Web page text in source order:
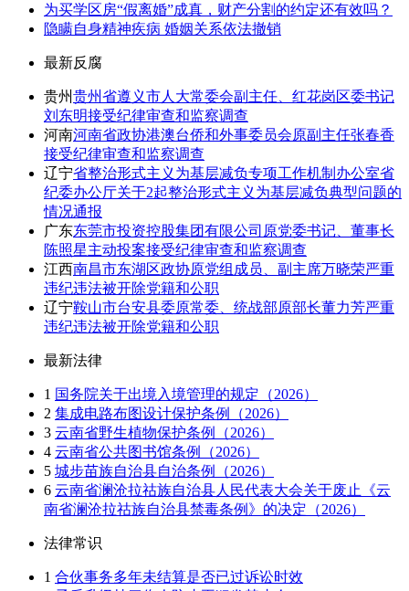
为买学区房“假离婚”成真，财产分割的约定还有效吗？
隐瞒自身精神疾病 婚姻关系依法撤销
最新反腐
贵州贵州省遵义市人大常委会副主任、红花岗区委书记
刘东明接受纪律审查和监察调查
河南河南省政协港澳台侨和外事委员会原副主任张春香
接受纪律审查和监察调查
辽宁省整治形式主义为基层减负专项工作机制办公室省
纪委办公厅关于2起整治形式主义为基层减负典型问题的
情况通报
广东东莞市投资控股集团有限公司原党委书记、董事长
陈照星主动投案接受纪律审查和监察调查
江西南昌市东湖区政协原党组成员、副主席万晓荣严重
违纪违法被开除党籍和公职
辽宁鞍山市台安县委原常委、统战部原部长董力芳严重
违纪违法被开除党籍和公职
最新法律
1 国务院关于出境入境管理的规定（2026）
2 集成电路布图设计保护条例（2026）
3 云南省野生植物保护条例（2026）
4 云南省公共图书馆条例（2026）
5 城步苗族自治县自治条例（2026）
6 云南省澜沧拉祜族自治县人民代表大会关于废止《云
南省澜沧拉祜族自治县禁毒条例》的决定（2026）
法律常识
1 合伙事务多年未结算是否已过诉讼时效